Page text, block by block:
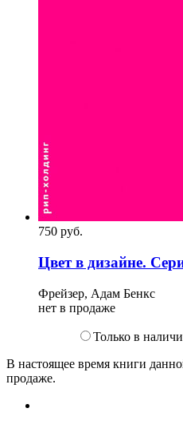
750 pуб.
Цвет в дизайне.
Фрейзер, Адам Бенкс
нет в продаже
Только в
В настоящее время книги
продаже.